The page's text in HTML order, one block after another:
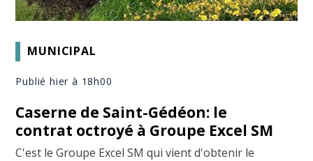
MUNICIPAL
Publié hier à 18h00
Caserne de Saint-Gédéon: le
contrat octroyé à Groupe Excel SM
C'est le Groupe Excel SM qui vient d'obtenir le